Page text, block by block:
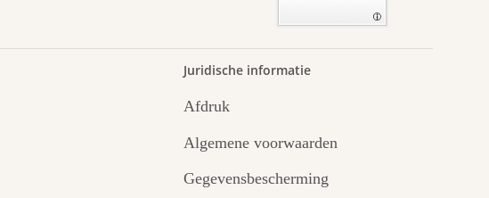
Juridische informatie
Afdruk
Algemene voorwaarden
Gegevensbescherming